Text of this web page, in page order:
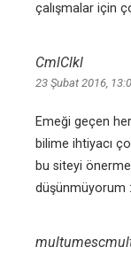
çalışmalar için
CmlClkl
23 Şubat 2016,
Emeği geçen
bilime ihtiyacı
bu siteyi
düşünmüyorum